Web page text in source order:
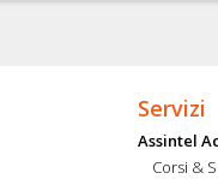
Servizi
Assintel
Corsi &